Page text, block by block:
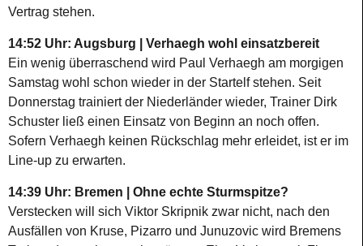
Vertrag stehen.
14:52 Uhr: Augsburg | Verhaegh wohl einsatzbereit
Ein wenig überraschend wird Paul Verhaegh am morgigen
Samstag wohl schon wieder in der Startelf stehen. Seit
Donnerstag trainiert der Niederländer wieder, Trainer Dirk
Schuster ließ einen Einsatz von Beginn an noch offen.
Sofern Verhaegh keinen Rückschlag mehr erleidet, ist er im
Line-up zu erwarten.
14:39 Uhr: Bremen | Ohne echte Sturmspitze?
Verstecken will sich Viktor Skripnik zwar nicht, nach den
Ausfällen von Kruse, Pizarro und Junuzovic wird Bremens